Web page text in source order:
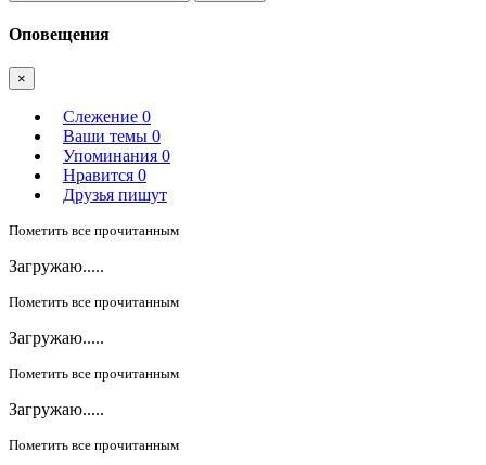
Оповещения
×
Слежение 0
Ваши темы 0
Упоминания 0
Нравится 0
Друзья пишут
Пометить все прочитанным
Загружаю.....
Пометить все прочитанным
Загружаю.....
Пометить все прочитанным
Загружаю.....
Пометить все прочитанным